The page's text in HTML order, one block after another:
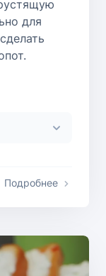
для
Подробнее